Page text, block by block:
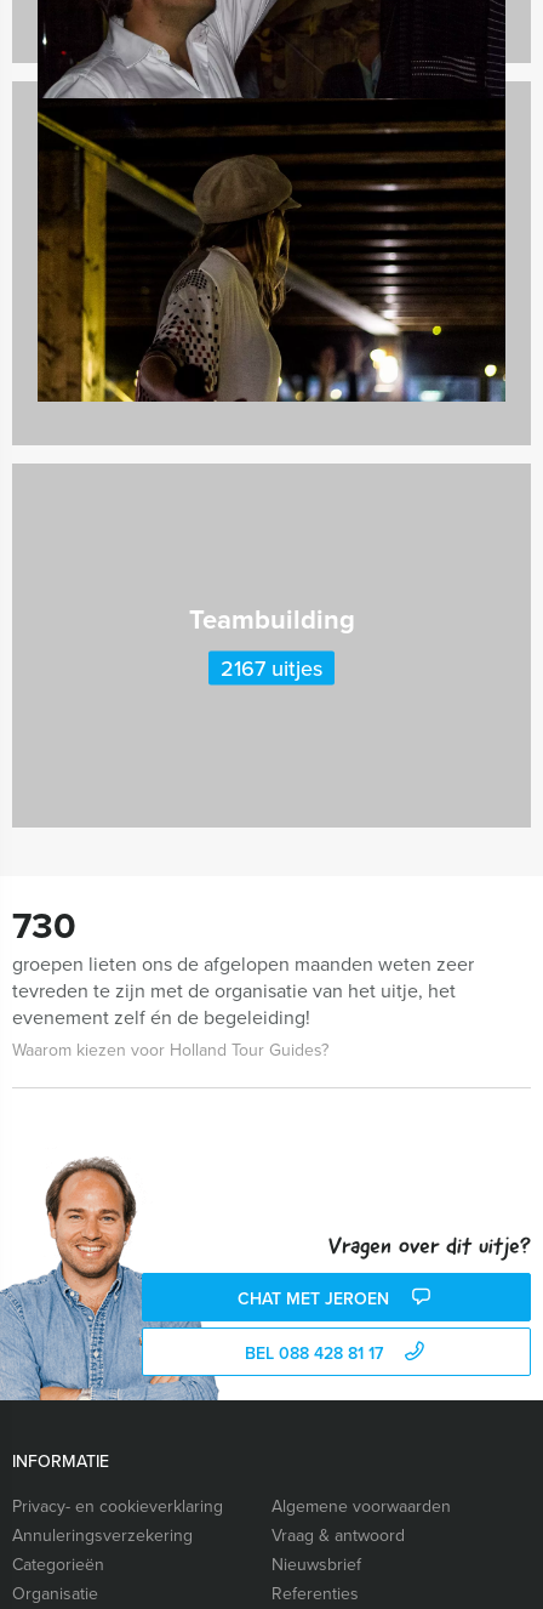
Culinaire uitjes
1237 uitjes
Teambuilding
2167 uitjes
730
groepen lieten ons de afgelopen maanden weten zeer
tevreden te zijn met de organisatie van het uitje, het
evenement zelf én de begeleiding!
Waarom kiezen voor Holland Tour Guides?
Vragen over dit uitje?
CHAT MET JEROEN
BEL 088 428 81 17
INFORMATIE
Privacy- en cookieverklaring
Algemene voorwaarden
Annuleringsverzekering
Vraag & antwoord
Categorieën
Nieuwsbrief
Organisatie
Referenties